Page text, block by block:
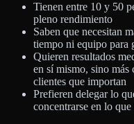
Tienen entre 10 y 50
pleno rendimiento
Saben que necesitan
tiempo ni equipo para
Quieren resultados
en sí mismo, sino
clientes que importan
Prefieren delegar lo
concentrarse en lo